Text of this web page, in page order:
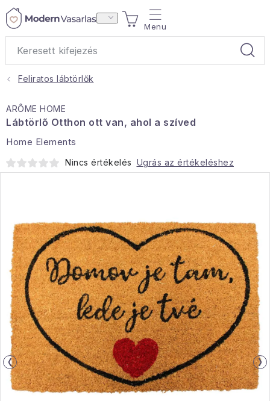
Ugrás
KOSÁR
Otthoni illatok
Hobbi és kert
Gyűjtemény
Egészség és szépség
Sport és szabadban
Gyermekeknek
Feliratos lábtörlők
ARÔME HOME
Lábtörlő Otthon ott van, ahol a szíved
Home Elements
Nincs értékelés Ugrás az értékeléshez